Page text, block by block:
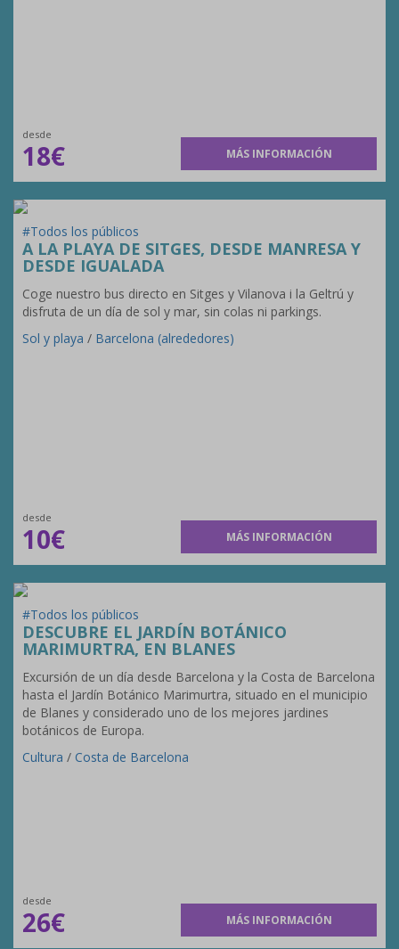
desde
18€ MÁS INFORMACIÓN
#Todos los públicos
A LA PLAYA DE SITGES, DESDE MANRESA Y
DESDE IGUALADA
Coge nuestro bus directo en Sitges y Vilanova i la Geltrú y
disfruta de un día de sol y mar, sin colas ni parkings.
Sol y playa / Barcelona (alrededores)
desde
10€ MÁS INFORMACIÓN
#Todos los públicos
DESCUBRE EL JARDÍN BOTÁNICO
MARIMURTRA, EN BLANES
Excursión de un día desde Barcelona y la Costa de Barcelona
hasta el Jardín Botánico Marimurtra, situado en el municipio
de Blanes y considerado uno de los mejores jardines
botánicos de Europa.
Cultura / Costa de Barcelona
desde
26€ MÁS INFORMACIÓN